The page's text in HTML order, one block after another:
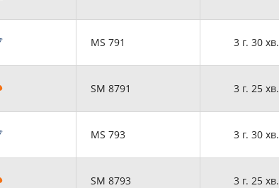
MS 791 3 г. 30 хв.
SM 8791 3 г. 25 хв.
MS 793 3 г. 30 хв.
SM 8793 3 г. 25 хв.